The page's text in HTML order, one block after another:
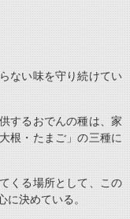
ない味を守り続けてい
するおでんの種は、家
根・たまご」の三種に
くる場所として、この
決めている。